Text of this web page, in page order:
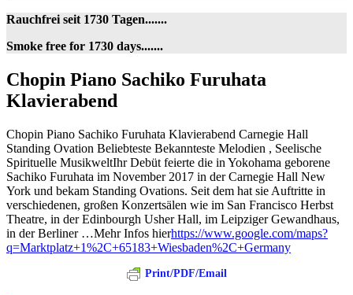
Rauchfrei seit 1730 Tagen.......
Smoke free for 1730 days.......
Chopin
Piano
Sachiko
Klavierabend
Chopin Piano Sachiko Furuhata
Klavierabend
Chopin Piano Sachiko Furuhata Klavierabend Carnegie Hall
Standing Ovation Beliebteste Bekannteste Melodien , Seelische
Spirituelle MusikweltIhr Debüt feierte die in Yokohama geborene
Sachiko Furuhata im November 2017 in der Carnegie Hall New
York und bekam Standing Ovations. Seit dem hat sie Auftritte in
verschiedenen, großen Konzertsälen wie im San Francisco Herbst
Theatre, in der Edinbourgh Usher Hall, im Leipziger Gewandhaus,
in der Berliner …Mehr Infos hierhttps://www.google.com/maps?
q=Marktplatz+1%2C+65183+Wiesbaden%2C+Germany
Print/PDF/Email